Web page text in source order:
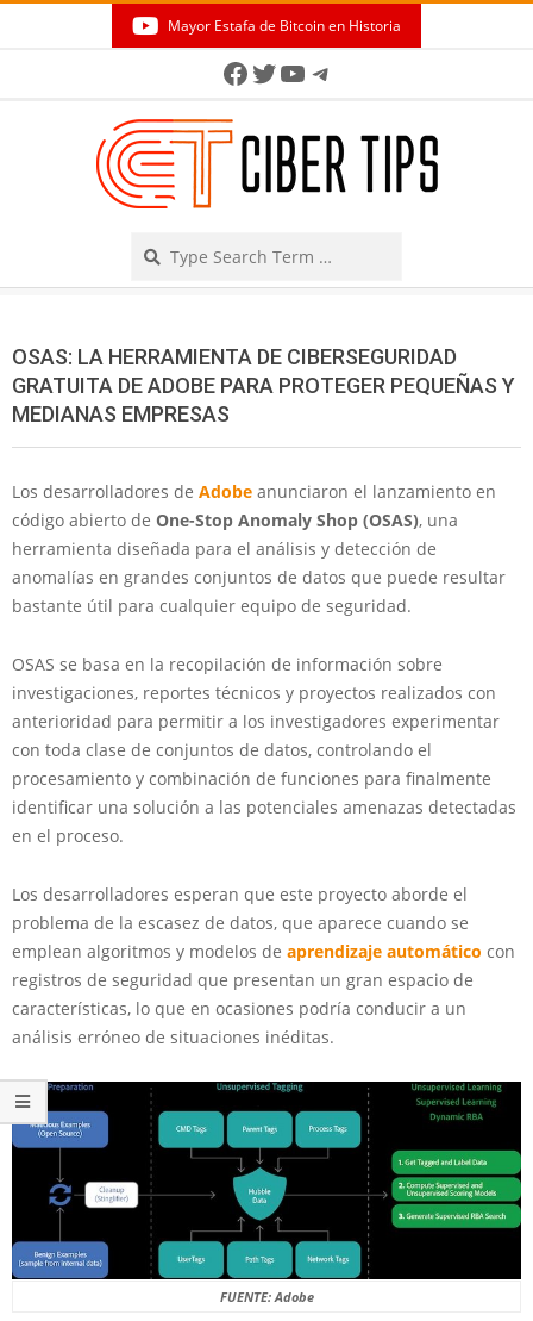
Mayor Estafa de Bitcoin en Historia
Facebook
Twitter
YouTube
Telegram
OSAS: LA HERRAMIENTA DE CIBERSEGURIDAD
GRATUITA DE ADOBE PARA PROTEGER PEQUEÑAS Y
MEDIANAS EMPRESAS
Los desarrolladores de Adobe anunciaron el lanzamiento en
código abierto de One-Stop Anomaly Shop (OSAS), una
herramienta diseñada para el análisis y detección de
anomalías en grandes conjuntos de datos que puede resultar
bastante útil para cualquier equipo de seguridad.
OSAS se basa en la recopilación de información sobre
investigaciones, reportes técnicos y proyectos realizados con
anterioridad para permitir a los investigadores experimentar
con toda clase de conjuntos de datos, controlando el
procesamiento y combinación de funciones para finalmente
identificar una solución a las potenciales amenazas detectadas
en el proceso.
Los desarrolladores esperan que este proyecto aborde el
problema de la escasez de datos, que aparece cuando se
emplean algoritmos y modelos de aprendizaje automático con
registros de seguridad que presentan un gran espacio de
características, lo que en ocasiones podría conducir a un
análisis erróneo de situaciones inéditas.
FUENTE: Adobe